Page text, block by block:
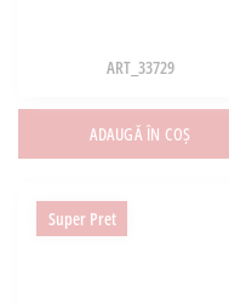
ART_33729
ADAUGĂ ÎN COȘ
Super Pret